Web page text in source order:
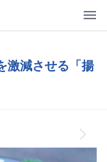
激減させる「揚